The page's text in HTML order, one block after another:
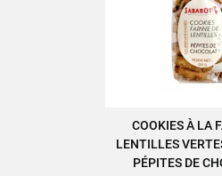
AJOUTER
COOKIES À LA
LENTILLES
PÉPITES DE